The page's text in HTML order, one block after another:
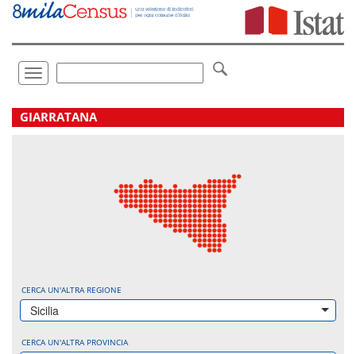
Vai
direttamente
Toggle
navigation
.
GIARRATANA
CERCA UN'ALTRA REGIONE
Sicilia
CERCA UN'ALTRA PROVINCIA